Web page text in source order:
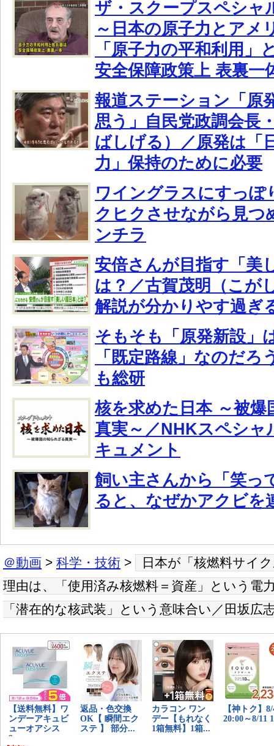
ザ・スクープスペシャ
～日本の原子力とアメ
「原子力の平和利用」
安全保障政策上 表裏一
報道ステーション「原
思う」自民党政調会長
ばしげる）／原発は「
力」保持のために必要
ワイングラスにすっぽ
クヒクさせながら見つ
ンチラ
安倍さんが目指す「美
は？／古賀茂明（こが
解説が分かりやす過ぎ
そもそも「原発新設」
「既定路線」なのだろ
も総研
核を求めた日本 ～被爆
真実～／NHKスペシャ
キュメント
飼い主さんから「笑っ
ると、なぜかアクビを
＠動画 > 科学・技術 >
日本が「核燃料サイ
理由は、「使用済み核燃料＝資産」という電
「潜在的な核武装」という意味合い／田坂広